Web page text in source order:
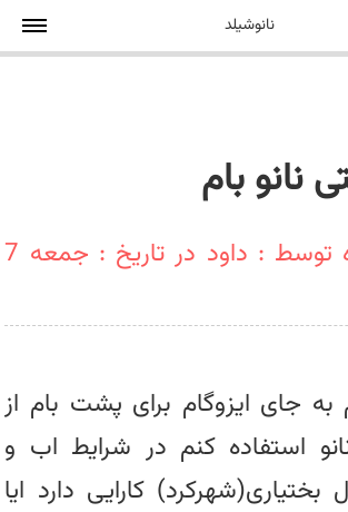
نانوشیلد
نانو بام
پرسش شده توسط : داود در تاریخ : جمعه 7
جای ایزوگام برای پشت بام از
استفاده کنم در شرایط اب و
کارایی دارد ایا